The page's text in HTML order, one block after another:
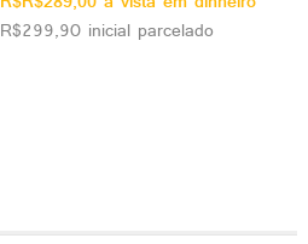
R$299,90 inicial parcelado